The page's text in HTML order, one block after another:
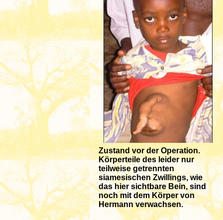
Zustand vor der Operation.
Körperteile des leider nur
teilweise getrennten
siamesischen Zwillings, wie
das hier sichtbare Bein, sind
noch mit dem Körper von
Hermann verwachsen.